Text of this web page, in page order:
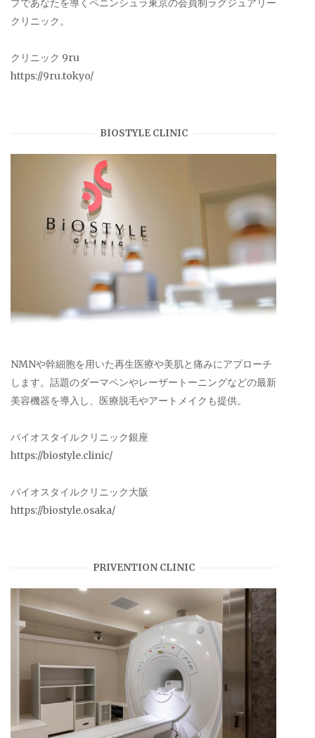
プであなたを導くペニンシュラ東京の会員制ラグジュアリー
クリニック。
クリニック 9ru
https://9ru.tokyo/
BIOSTYLE CLINIC
NMNや幹細胞を用いた再生医療や美肌と痛みにアプローチ
します。話題のダーマペンやレーザートーニングなどの最新
美容機器を導入し、医療脱毛やアートメイクも提供。
バイオスタイルクリニック銀座
https://biostyle.clinic/
バイオスタイルクリニック大阪
https://biostyle.osaka/
PRIVENTION CLINIC